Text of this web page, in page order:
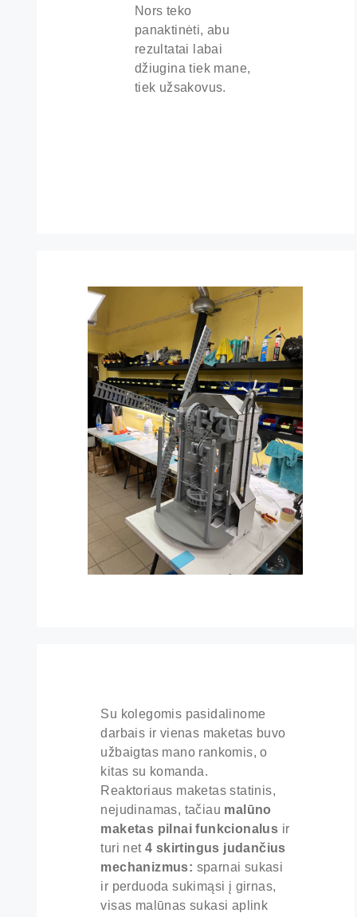
Nors teko
panaktinėti, abu
rezultatai labai
džiugina tiek mane,
tiek užsakovus.
Su kolegomis pasidalinome
darbais ir vienas maketas buvo
užbaigtas mano rankomis, o
kitas su komanda.
Reaktoriaus maketas statinis,
nejudinamas, tačiau malūno
maketas pilnai funkcionalus ir
turi net 4 skirtingus judančius
mechanizmus: sparnai sukasi
ir perduoda sukimąsi į girnas,
visas malūnas sukasi aplink